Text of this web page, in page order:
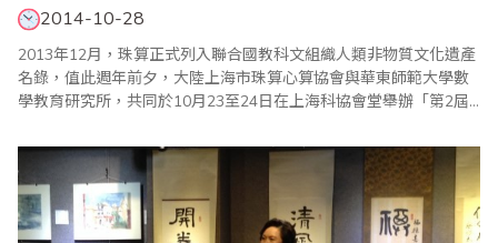
2014-10-28
2013年12月，珠算正式列入聯合國教科文組織人類非物質文化遺產
名錄，值此週年前夕，大陸上海市珠算心算協會與華東師範大學數
學教育研究所，共同於10月23至24日在上海科協會堂舉辦「第2屆
括台灣、馬來西亞、香港、日本以及大陸各省市逾百位珠算數學界
專家學者齊聚一堂，在兩天一夜的會議時間中發表了超過92篇的論
文，共同討論及分享相關經驗。省商會珠算..